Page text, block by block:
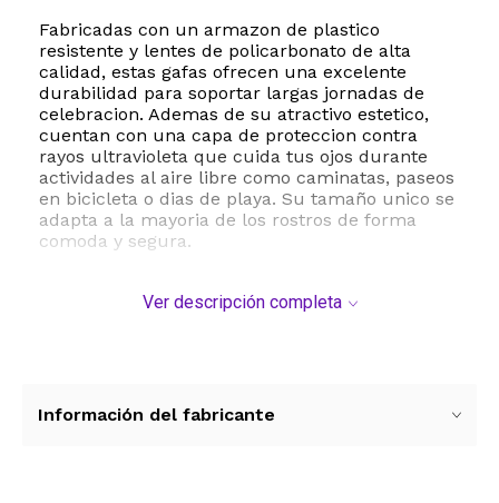
Fabricadas con un armazon de plastico
resistente y lentes de policarbonato de alta
calidad, estas gafas ofrecen una excelente
durabilidad para soportar largas jornadas de
celebracion. Ademas de su atractivo estetico,
cuentan con una capa de proteccion contra
rayos ultravioleta que cuida tus ojos durante
actividades al aire libre como caminatas, paseos
en bicicleta o dias de playa. Su tamaño unico se
adapta a la mayoria de los rostros de forma
comoda y segura.
fiesta en la piscina o simplemente para
evitar caidas y asegurar que se mantengan en
Ver descripción completa
Información del fabricante